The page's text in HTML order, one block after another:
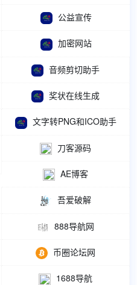
公益宣传
加密网站
音频剪切助手
奖状在线生成
文字转PNG和ICO助手
刀客源码
AE博客
吾爱破解
888导航网
币圈论坛网
1688导航